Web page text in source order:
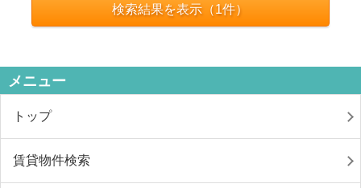
検索結果を表示（1件）
メニュー
トップ
賃貸物件検索